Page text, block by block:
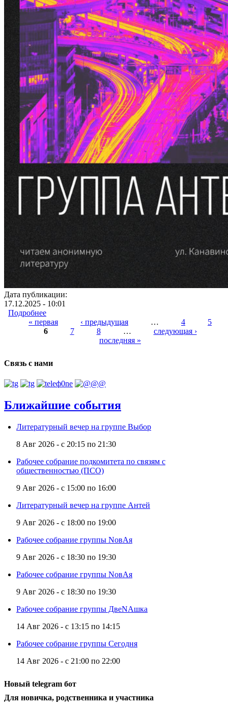
Дата публикации:
17.12.2025 - 10:01
Подробнее
Страницы
« первая ‹ предыдущая … 4
5
6
7 8 …
следующая ›
последняя »
Связь с нами
Ближайшие события
Литературный вечер на группе Выбор
8 Авг 2026 - с 20:15 по 21:30
Рабочее собрание подкомитета по связям с
общественностью (ПСО)
9 Авг 2026 - с 15:00 по 16:00
Литературный вечер на группе Антей
9 Авг 2026 - с 18:00 по 19:00
Рабочее собрание группы NовАя
9 Авг 2026 - с 18:30 по 19:30
Рабочее собрание группы NовАя
9 Авг 2026 - с 18:30 по 19:30
Рабочее собрание группы ДвеNAшка
14 Авг 2026 - с 13:15 по 14:15
Рабочее собрание группы Сегодня
14 Авг 2026 - с 21:00 по 22:00
Новый telegram бот
Для новичка, родственника и участника